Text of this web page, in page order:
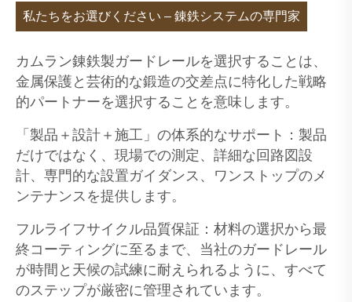
私たちをお選びください – 錬鉄システムの専門家
カムラン錬鉄製ガードレールを選択することは、
金属保護と芸術的な鍛造の交差点に特化した戦略
的パートナーを選択することを意味します。
「製品＋設計＋施工」の体系的なサポート：製品
だけではなく、現場での測定、詳細な回路図設
計、専門的な設置ガイダンス、ワンストップのメ
ンテナンスを提供します。
フルライフサイクル品質保証：材料の選択から最
終コーティングに至るまで、当社のガードレール
が時間と天候の試練に耐えられるように、すべて
のステップが厳密に管理されています。